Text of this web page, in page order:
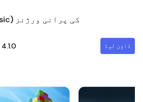
Legend Online(Classic) کی پرانی ورژنز
4.1.0 ڈاؤن لوڈ